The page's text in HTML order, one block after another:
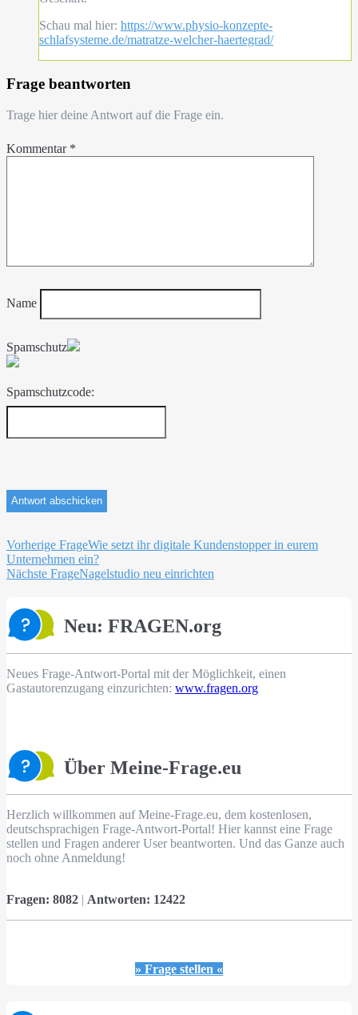
Schau mal hier: https://www.physio-konzepte-
schlafsysteme.de/matratze-welcher-haertegrad/
Frage beantworten
Trage hier deine Antwort auf die Frage ein.
Kommentar *
Name
Spamschutz
Spamschutzcode:
Beitragsnavigation
Vorherige FrageWie setzt ihr digitale Kundenstopper in eurem
Unternehmen ein?
Nächste FrageNagelstudio neu einrichten
Neu: FRAGEN.org
Neues Frage-Antwort-Portal mit der Möglichkeit, einen
Gastautorenzugang einzurichten: www.fragen.org
Über Meine-Frage.eu
Herzlich willkommen auf Meine-Frage.eu, dem kostenlosen,
deutschsprachigen Frage-Antwort-Portal! Hier kannst eine Frage
stellen und Fragen anderer User beantworten. Und das Ganze auch
noch ohne Anmeldung!
Fragen: 8082 | Antworten: 12422
» Frage stellen «